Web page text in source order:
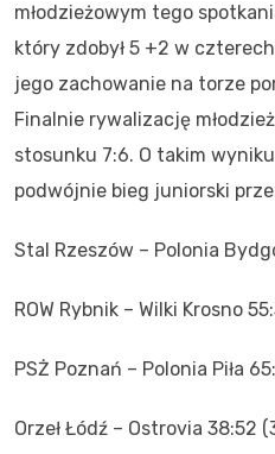
młodzieżowym tego
który zdobył 5 +2 w
jego zachowanie na torze
Finalnie rywalizację
stosunku 7:6. O takim
podwójnie bieg juniorski
Stal Rzeszów – Polonia
ROW Rybnik – Wilki Krosno
PSŻ Poznań – Polonia Piła
Orzeł Łódź – Ostrovia 38:52